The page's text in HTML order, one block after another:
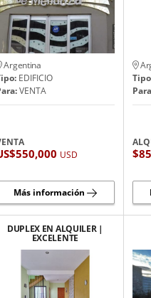
Argentina
EDIFICIO
VENTA
USD
Más información
DUPLEX EN ALQUILER |
EXCELENTE
OPORTUNIDAD